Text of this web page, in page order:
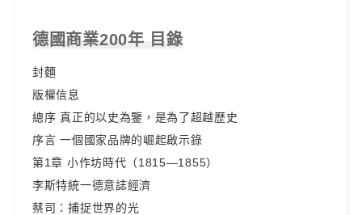
德國商業200年 目錄
封麵
版權信息
總序 真正的以史為鑒，是為了超越歷史
序言 一個國家品牌的崛起啟示錄
第1章 小作坊時代（1815—1855）
李斯特統一德意誌經濟
蔡司：捕捉世界的光